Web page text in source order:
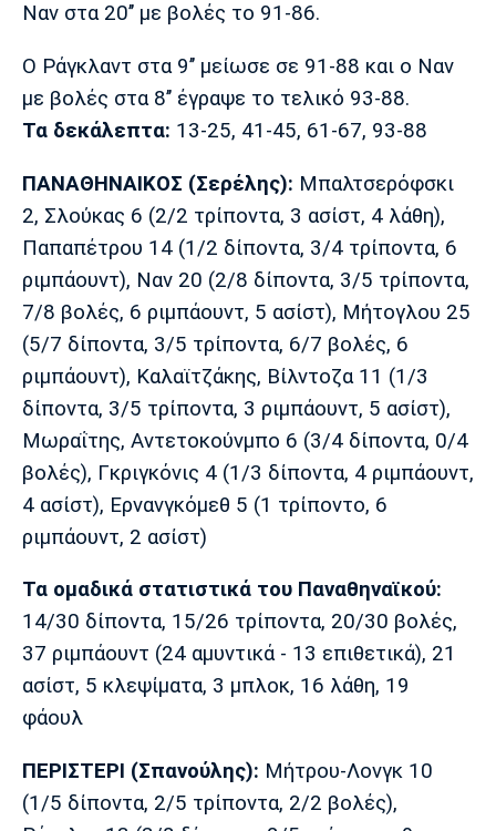
Ναν στα 20’’ με βολές το 91-86.
Ο Ράγκλαντ στα 9’’ μείωσε σε 91-88 και ο Ναν
με βολές στα 8’’ έγραψε το τελικό 93-88.
Τα δεκάλεπτα: 13-25, 41-45, 61-67, 93-88
ΠΑΝΑΘΗΝΑΙΚΟΣ (Σερέλης): Μπαλτσερόφσκι
2, Σλούκας 6 (2/2 τρίποντα, 3 ασίστ, 4 λάθη),
Παπαπέτρου 14 (1/2 δίποντα, 3/4 τρίποντα, 6
ριμπάουντ), Ναν 20 (2/8 δίποντα, 3/5 τρίποντα,
7/8 βολές, 6 ριμπάουντ, 5 ασίστ), Μήτογλου 25
(5/7 δίποντα, 3/5 τρίποντα, 6/7 βολές, 6
ριμπάουντ), Καλαϊτζάκης, Βίλντοζα 11 (1/3
δίποντα, 3/5 τρίποντα, 3 ριμπάουντ, 5 ασίστ),
Μωραΐτης, Αντετοκούνμπο 6 (3/4 δίποντα, 0/4
βολές), Γκριγκόνις 4 (1/3 δίποντα, 4 ριμπάουντ,
4 ασίστ), Ερνανγκόμεθ 5 (1 τρίποντο, 6
ριμπάουντ, 2 ασίστ)
Τα ομαδικά στατιστικά του Παναθηναϊκού:
14/30 δίποντα, 15/26 τρίποντα, 20/30 βολές,
37 ριμπάουντ (24 αμυντικά - 13 επιθετικά), 21
ασίστ, 5 κλεψίματα, 3 μπλοκ, 16 λάθη, 19
φάουλ
ΠΕΡΙΣΤΕΡΙ (Σπανούλης): Μήτρου-Λονγκ 10
(1/5 δίποντα, 2/5 τρίποντα, 2/2 βολές),